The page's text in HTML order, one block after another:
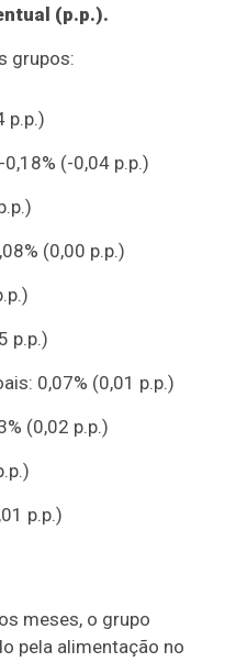
(p.p.).
grupos:
p.p.)
(-0,04 p.p.)
(0,00 p.p.)
p.p.)
0,07% (0,01 p.p.)
(0,02 p.p.)
p.p.)
meses, o grupo
pela alimentação no